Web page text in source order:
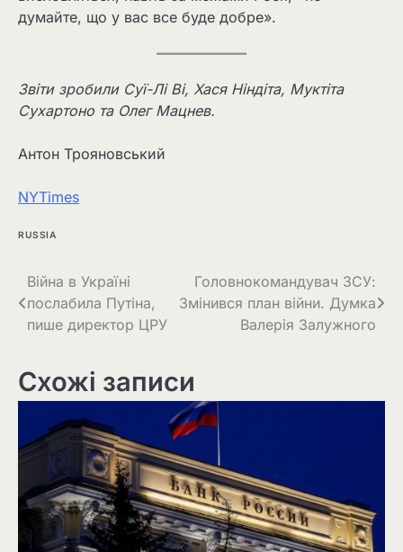
думайте, що у вас все буде добре».
Звіти зробили Суї-Лі Ві, Хася Ніндіта, Муктіта
Сухартоно та Олег Мацнев.
Антон Трояновський
NYTimes
RUSSIA
Навігація
записів
Війна в Україні
послабила Путіна,
пише директор ЦРУ
Головнокомандувач ЗСУ:
Змінився план війни. Думка
Валерія Залужного
Схожі записи